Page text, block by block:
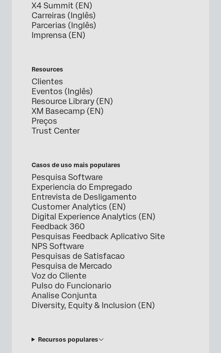
X4 Summit (EN)
Carreiras (Inglês)
Parcerias (Inglês)
Imprensa (EN)
Resources
Clientes
Eventos (Inglês)
Resource Library (EN)
XM Basecamp (EN)
Preços
Trust Center
Casos de uso mais populares
Pesquisa Software
Experiencia do Empregado
Entrevista de Desligamento
Customer Analytics (EN)
Digital Experience Analytics (EN)
Feedback 360
Pesquisas Feedback Aplicativo Site
NPS Software
Pesquisas de Satisfacao
Pesquisa de Mercado
Voz do Cliente
Pulso do Funcionario
Analise Conjunta
Diversity, Equity & Inclusion (EN)
Recursos populares